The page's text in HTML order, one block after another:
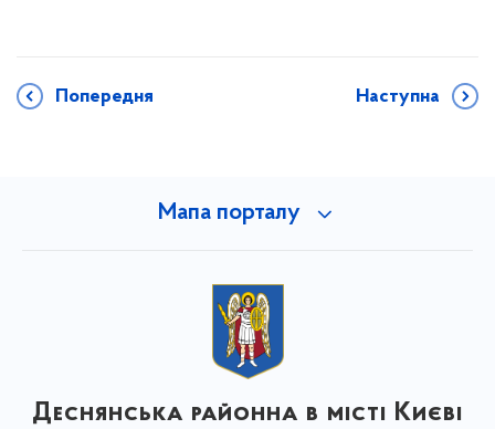
Попередня Наступна
Мапа порталу
Деснянська районна в місті Києві